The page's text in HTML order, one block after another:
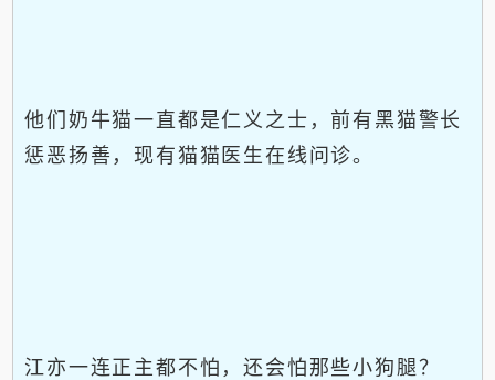
他们奶牛猫一直都是仁义之士，前有黑猫警长
惩恶扬善，现有猫猫医生在线问诊。
江亦一连正主都不怕，还会怕那些小狗腿？